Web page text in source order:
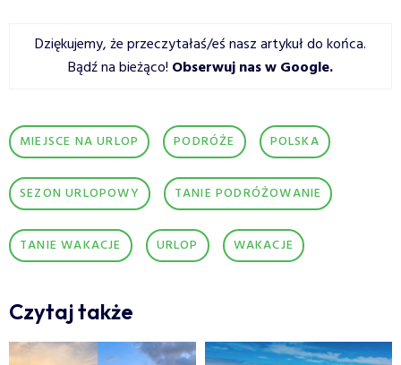
Dziękujemy, że przeczytałaś/eś nasz artykuł do końca.
Bądź na bieżąco! Obserwuj nas w Google.
MIEJSCE NA URLOP PODRÓŻE POLSKA
SEZON URLOPOWY TANIE PODRÓŻOWANIE
TANIE WAKACJE URLOP WAKACJE
Czytaj także